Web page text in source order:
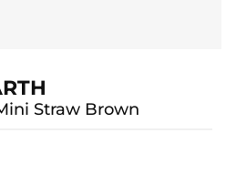
Straw Brown